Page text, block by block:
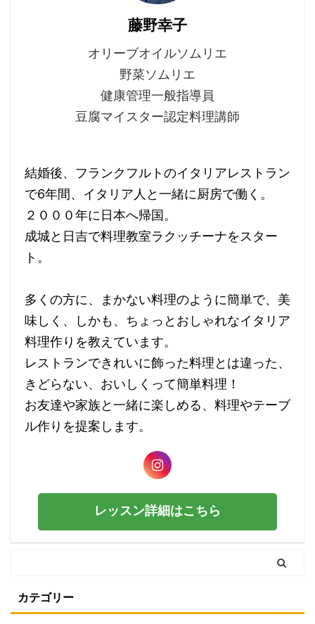
藤野幸子
オリーブオイルソムリエ
野菜ソムリエ
健康管理一般指導員
豆腐マイスター認定料理講師
結婚後、フランクフルトのイタリアレストラン
で6年間、イタリア人と一緒に厨房で働く。
２０００年に日本へ帰国。
成城と日吉で料理教室ラクッチーナをスター
ト。
多くの方に、まかない料理のように簡単で、美
味しく、しかも、ちょっとおしゃれなイタリア
料理作りを教えています。
レストランできれいに飾った料理とは違った、
きどらない、おいしくって簡単料理！
お友達や家族と一緒に楽しめる、料理やテーブ
ル作りを提案します。
レッスン詳細はこちら
カテゴリー